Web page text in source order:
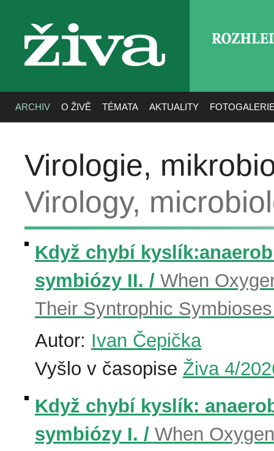
živa
ARCHIV O ŽIVĚ TÉMATA AKTUALITY
Virologie,
Virology,
Když chybí
symbiózy II. / When
Their Syntrophic
Autor: Ivan Čepička
Vyšlo v časopise Živa 4/
Když chybí kyslík:
symbiózy I. / When